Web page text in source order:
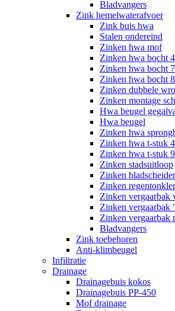
Bladvangers
Zink hemelwaterafvoer
Zink buis hwa
Stalen ondereind
Zinken hwa mof
Zinken hwa bocht
Zinken hwa bocht
Zinken hwa bocht
Zinken dubbele
Zinken montage
Hwa beugel
Hwa beugel
Zinken hwa
Zinken hwa t-stuk
Zinken hwa t-stuk
Zinken stadsuitloop
Zinken bladscheider
Zinken
Zinken vergaarbak
Zinken vergaarbak
Zinken vergaarbak
Bladvangers
Zink toebehoren
Anti-klimbeugel
Infiltratie
Drainage
Drainagebuis kokos
Drainagebuis PP-450
Mof drainage